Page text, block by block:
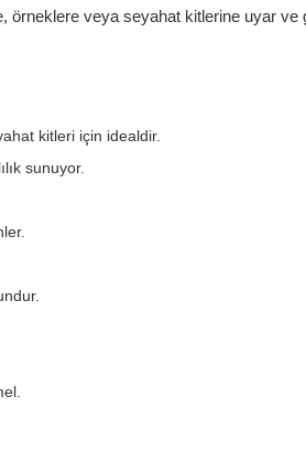
örneklere veya seyahat kitlerine uyar
kitleri için idealdir.
sunuyor.